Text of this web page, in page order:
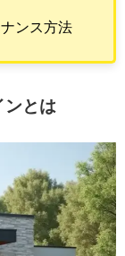
ンス方法
ンとは